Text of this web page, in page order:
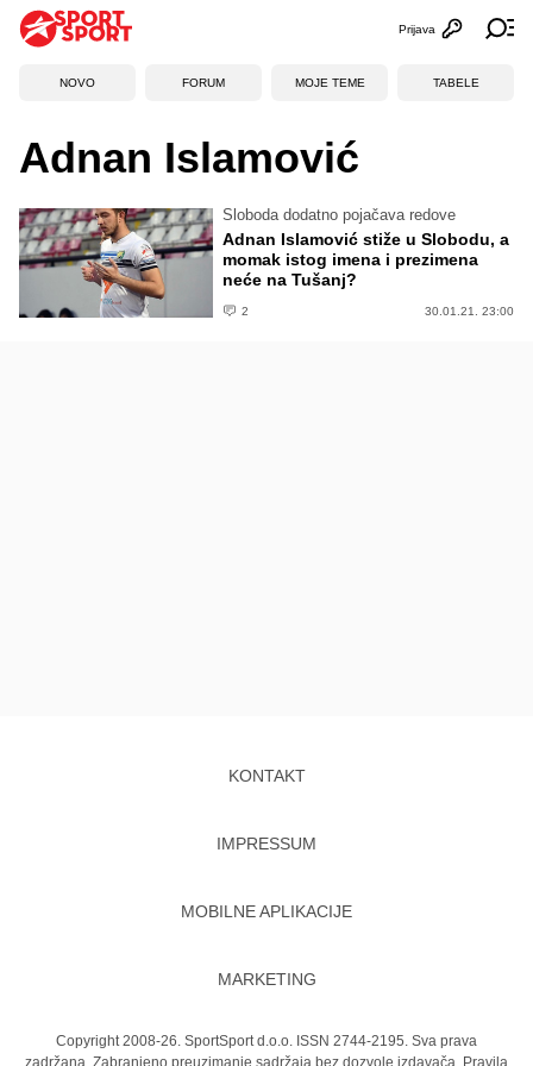
Otvori
Prijava
NOVO FORUM MOJE TEME TABELE
Adnan Islamović
Sloboda dodatno pojačava redove
Adnan Islamović stiže u Slobodu, a
momak istog imena i prezimena
neće na Tušanj?
2 30.01.21. 23:00
KONTAKT
IMPRESSUM
MOBILNE APLIKACIJE
MARKETING
Copyright 2008-26. SportSport d.o.o. ISSN 2744-2195. Sva prava
zadržana. Zabranjeno preuzimanje sadržaja bez dozvole izdavača.
Pravila